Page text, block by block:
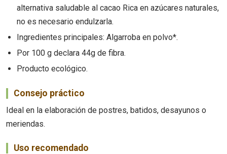
alternativa saludable al cacao Rica en azúcares naturales,
no es necesario endulzarla.
Ingredientes principales: Algarroba en polvo*.
Por 100 g declara 44g de fibra.
Producto ecológico.
Consejo práctico
Ideal en la elaboración de postres, batidos, desayunos o
meriendas.
Uso recomendado